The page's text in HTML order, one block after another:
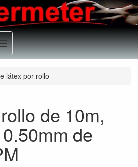
Menu
látex por rollo
de 10m,
de